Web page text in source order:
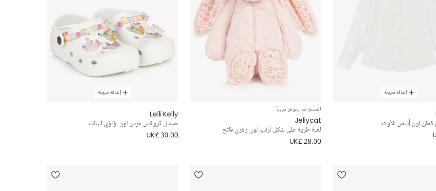
إضافة سريعة
لون أبيض للأولاد
المنتج قد يتوفر قريباً
Jellycat
لعبة طرية على شكل أرنب لون زهري فاتح
UK£ 28.00
إضافة سريعة
Lelli Kelly
صندل كروكس مزين لون لؤلؤي للبنات
UK£ 30.00